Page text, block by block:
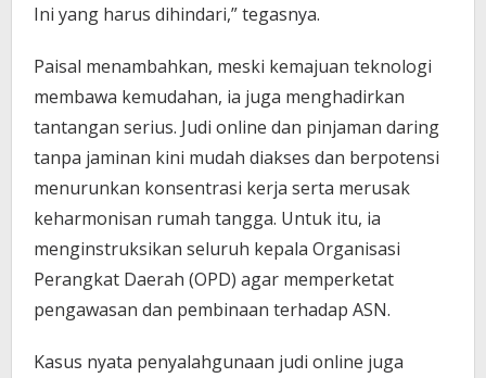
Ini yang harus dihindari,” tegasnya.
Paisal menambahkan, meski kemajuan teknologi
membawa kemudahan, ia juga menghadirkan
tantangan serius. Judi online dan pinjaman daring
tanpa jaminan kini mudah diakses dan berpotensi
menurunkan konsentrasi kerja serta merusak
keharmonisan rumah tangga. Untuk itu, ia
menginstruksikan seluruh kepala Organisasi
Perangkat Daerah (OPD) agar memperketat
pengawasan dan pembinaan terhadap ASN.
Kasus nyata penyalahgunaan judi online juga